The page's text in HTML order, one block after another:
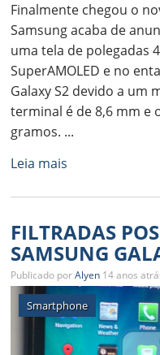
Finalmente chegou o
Samsung acaba de
uma tela de polegadas
SuperAMOLED e no
Galaxy S2 devido a um
terminal é de 8,6 mm e
gramos. ...
Leia mais
FILTRADAS
SAMSUNG
Publicado porAlyen 14 anos
Smartphone